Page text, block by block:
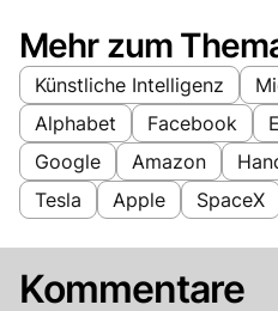
Mehr zum
Künstliche Intelligenz
Alphabet
Facebook
Google
Amazon
Tesla
Apple SpaceX
Kommentare